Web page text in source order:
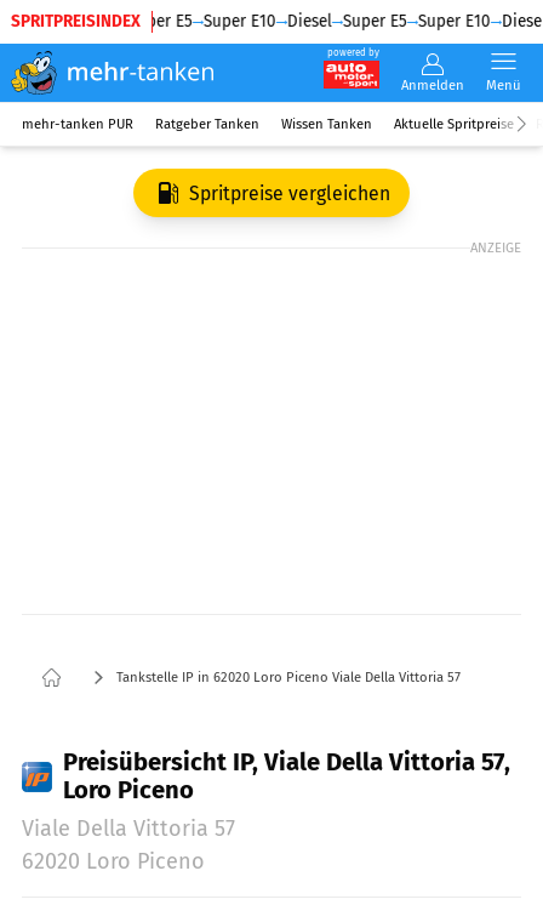
SPRITPREISINDEX
Diesel Super E5 Super E10 Diesel Super E5 Super E10 Diesel
powered by
Anmelden Menü
mehr-tanken PUR Ratgeber Tanken Wissen Tanken Aktuelle Spritpreise
Spritpreise vergleichen
ANZEIGE
Tankstelle IP in 62020 Loro Piceno Viale Della Vittoria 57
Preisübersicht IP, Viale Della Vittoria 57,
Loro Piceno
Viale Della Vittoria 57
62020 Loro Piceno